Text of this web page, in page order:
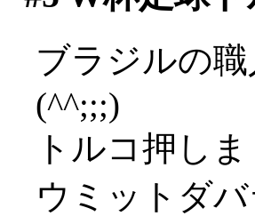
ブラジルの
(^^;;;)
トルコ押し
ウミットダ